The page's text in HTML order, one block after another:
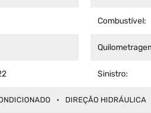
Combustível:
Sinistro:
DIREÇÃO HIDRÁULICA